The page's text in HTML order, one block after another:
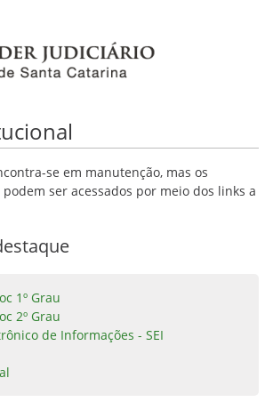
se em manutenção, mas os
ser acessados por meio dos links a
1º Grau
2º Grau
de Informações - SEI